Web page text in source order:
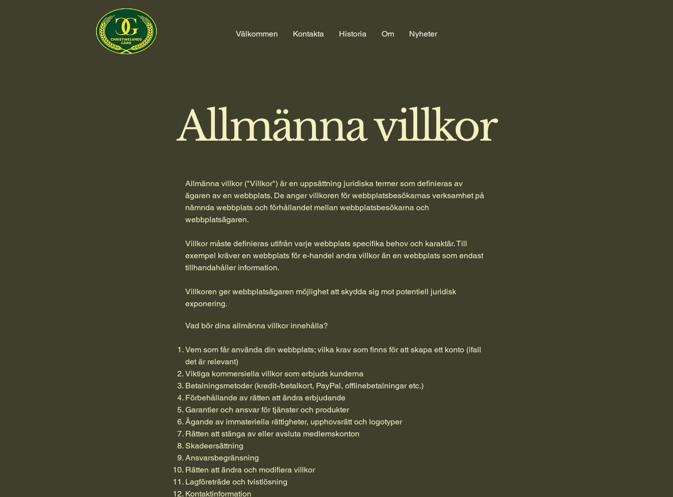
Välkommen Kontakta Historia Om Nyheter
Allmänna villkor
Allmänna villkor ("Villkor") är en uppsättning juridiska termer som definieras av
ägaren av en webbplats. De anger villkoren för webbplatsbesökarnas verksamhet på
nämnda webbplats och förhållandet mellan webbplatsbesökarna och
webbplatsägaren.
Villkor måste definieras utifrån varje webbplats specifika behov och karaktär. Till
exempel kräver en webbplats för e-handel andra villkor än en webbplats som endast
tillhandahåller information.
Villkoren ger webbplatsägaren möjlighet att skydda sig mot potentiell juridisk
exponering.
Vad bör dina allmänna villkor innehålla?
Vem som får använda din webbplats; vilka krav som finns för att skapa ett konto (ifall
det är relevant)
Viktiga kommersiella villkor som erbjuds kunderna
Betalningsmetoder (kredit-/betalkort, PayPal, offlinebetalningar etc.)
Förbehållande av rätten att ändra erbjudande
Garantier och ansvar för tjänster och produkter
Ägande av immateriella rättigheter, upphovsrätt och logotyper
Rätten att stänga av eller avsluta medlemskonton
Skadeersättning
Ansvarsbegränsning
Rätten att ändra och modifiera villkor
Lagföreträde och tvistlösning
Kontaktinformation